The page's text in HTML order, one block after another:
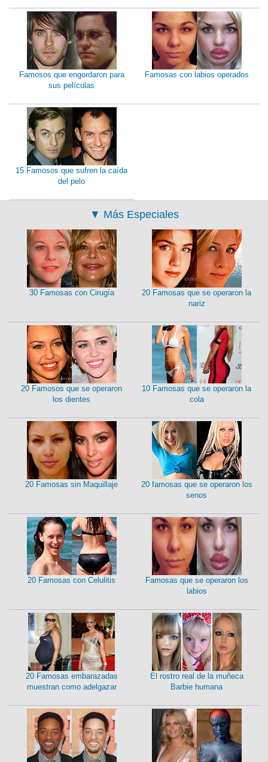
Famosos que engordaron para
sus películas
Famosas con labios operados
15 Famosos que sufren la caída
del pelo
▼ Más Especiales
30 Famosas con Cirugía
20 Famosas que se operaron la
nariz
20 Famosos que se operaron
los dientes
10 Famosas que se operaron la
cola
20 Famosas sin Maquillaje
20 famosas que se operaron los
senos
20 Famosas con Celulitis
Famosas que se operaron los
labios
20 Famosas embarazadas
muestran como adelgazar
El rostro real de la muñeca
Barbie humana